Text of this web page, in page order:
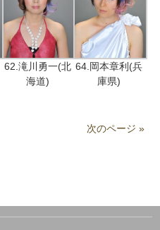
62.滝川勇一(北
海道)
64.岡本章利(兵
庫県)
次のページ »